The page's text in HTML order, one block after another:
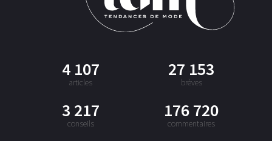
4 107
articles
27 153
brèves
3 217
conseils
176 720
commentaires